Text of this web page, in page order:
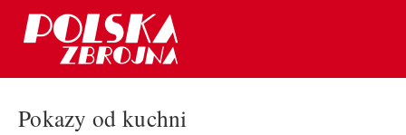
Pokazy od kuchni